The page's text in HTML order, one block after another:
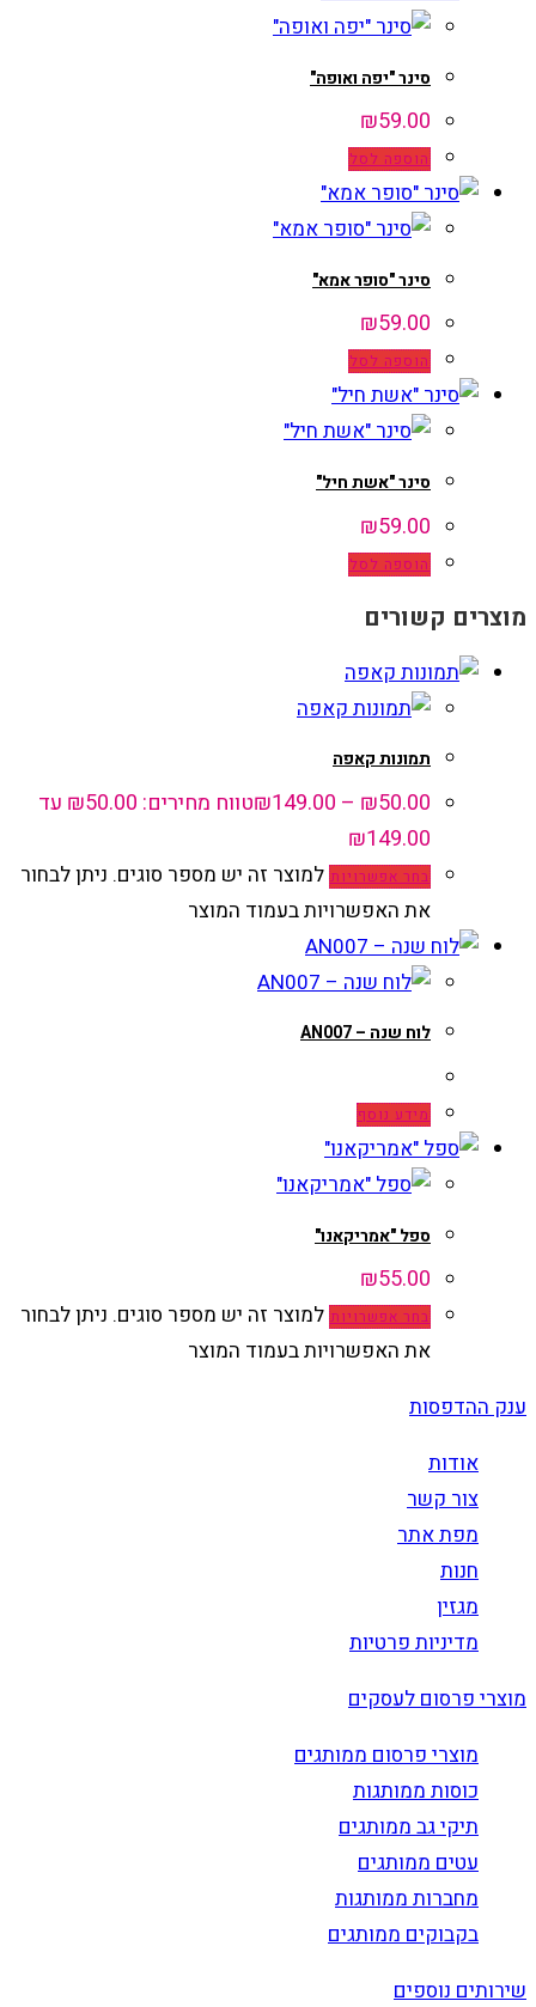
סינר "יפה ואופה"
₪59.00
הוספה לסל
סינר "סופר אמא"
₪59.00
הוספה לסל
סינר "אשת חיל"
₪59.00
הוספה לסל
מוצרים קשורים
תמונות קאפה
₪50.00
–
₪149.00
טווח מחירים: ⁦₪50.00⁩ עד
בחר אפשרויות למוצר זה יש מספר סוגים. ניתן לבחור
את האפשרויות בעמוד המוצר
לוח שנה – AN007
מידע נוסף
ספל "אמריקאנו"
₪55.00
בחר אפשרויות למוצר זה יש מספר סוגים. ניתן לבחור
את האפשרויות בעמוד המוצר
ענק ההדפסות
אודות
צור קשר
מפת אתר
חנות
מגזין
מדיניות פרטיות
מוצרי פרסום לעסקים
מוצרי פרסום ממותגים
כוסות ממותגות
תיקי גב ממותגים
עטים ממותגים
מחברות ממותגות
בקבוקים ממותגים
שירותים נוספים